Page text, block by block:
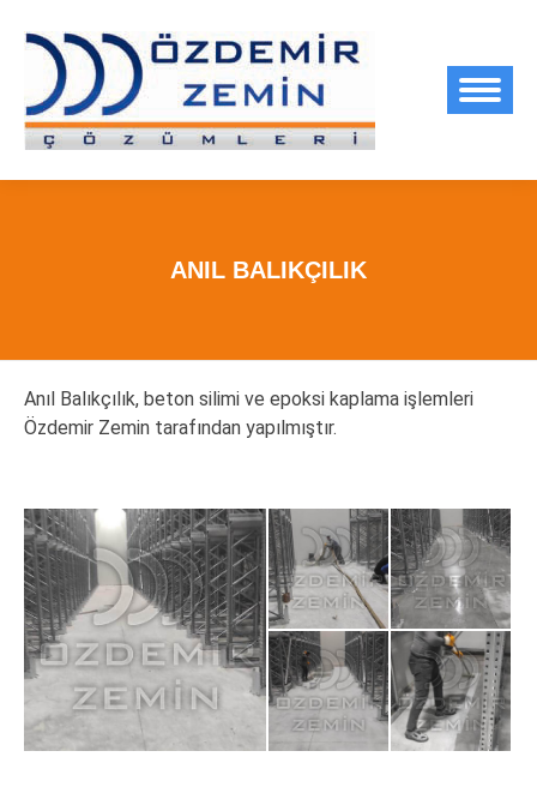
ANIL BALIKÇILIK
Anıl Balıkçılık, beton silimi ve epoksi kaplama işlemleri
Özdemir Zemin tarafından yapılmıştır.